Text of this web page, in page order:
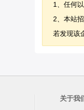
1、任何以
2、本站招
若发现该
关于我